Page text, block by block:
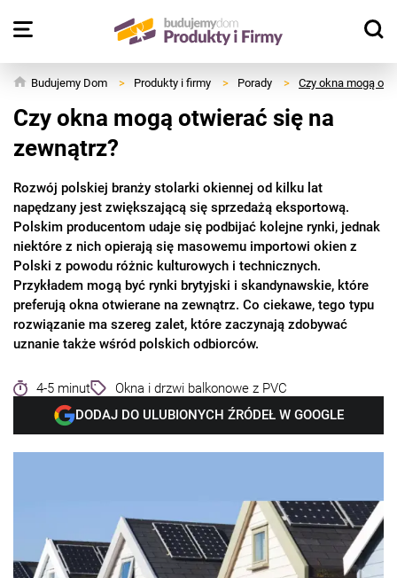
Budujemy Dom > Produkty i firmy > Porady > Czy okna mogą
Czy okna mogą otwierać się na
zewnątrz?
Rozwój polskiej branży stolarki okiennej od kilku lat
napędzany jest zwiększającą się sprzedażą eksportową.
Polskim producentom udaje się podbijać kolejne rynki, jednak
niektóre z nich opierają się masowemu importowi okien z
Polski z powodu różnic kulturowych i technicznych.
Przykładem mogą być rynki brytyjski i skandynawskie, które
preferują okna otwierane na zewnątrz. Co ciekawe, tego typu
rozwiązanie ma szereg zalet, które zaczynają zdobywać
uznanie także wśród polskich odbiorców.
4-5 minut
Okna i drzwi balkonowe z PVC
DODAJ DO ULUBIONYCH ŹRÓDEŁ W GOOGLE